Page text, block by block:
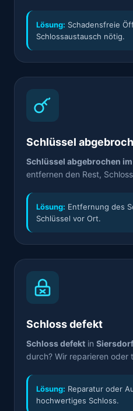
Lösung: Schadensfreie
Schlossaustausch nötig.
Schlüssel
Schlüssel abgebrochen
entfernen den Rest,
Lösung: Entfernung des
Schlüssel vor Ort.
Schloss defekt
Schloss defekt in Siersdorf
durch? Wir reparieren oder
Lösung: Reparatur oder
hochwertiges Schloss.